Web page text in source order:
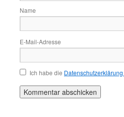
Name
E-Mail-Adresse
Ich habe die Datenschutzerklärung